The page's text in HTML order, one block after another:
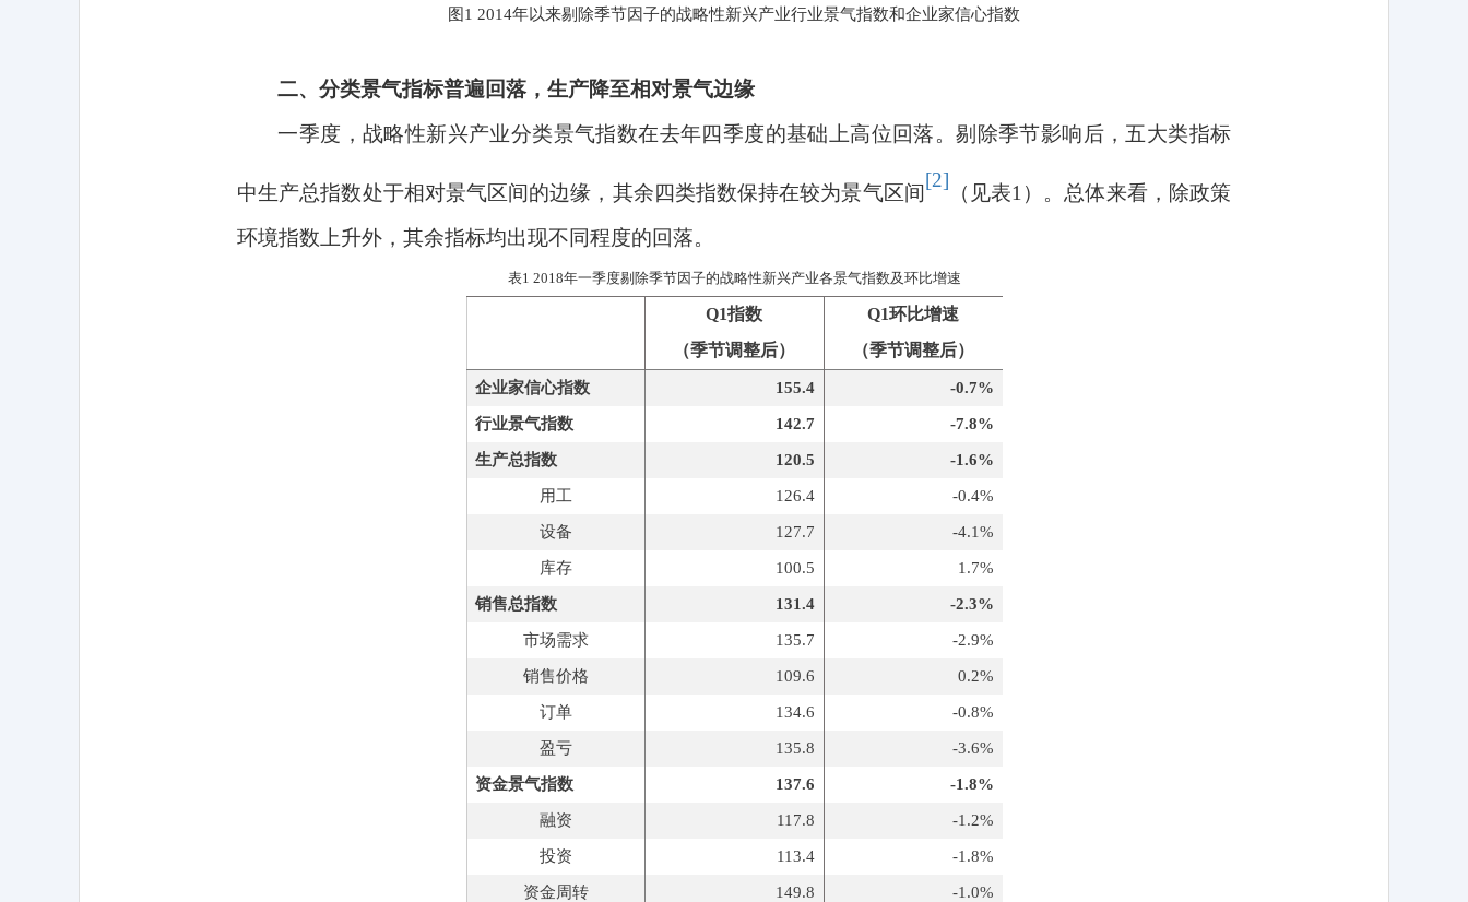
图 1 2014年以来剔除季节因子的战略性新兴产业行业景气指数和企业家信心指数
二、分类景气指标普遍回落，生产降至相对景气边缘
一季度，战略性新兴产业分类景气指数在去年四季度的基础上高位回落。剔除季节影响后，五大类指标
中生产总指数处于相对景气区间的边缘，其余四类指数保持在较为景气区间
[2]
（见表1）。总体来看，除政策
环境指数上升外，其余指标均出现不同程度的回落。
表1 2018年一季度剔除季节因子的战略性新兴产业各景气指数及环比增速
Q1指数
（季节调整后）
Q1环比增速
（季节调整后）
企业家信心指数 155.4 -0.7%
行业景气指数 142.7 -7.8%
生产总指数 120.5 -1.6%
用工 126.4 -0.4%
设备 127.7 -4.1%
库存 100.5 1.7%
销售总指数 131.4 -2.3%
市场需求 135.7 -2.9%
销售价格 109.6 0.2%
订单 134.6 -0.8%
盈亏 135.8 -3.6%
资金景气指数 137.6 -1.8%
融资 117.8 -1.2%
投资 113.4 -1.8%
资金周转 149.8 -1.0%